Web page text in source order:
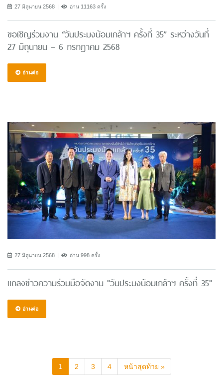
27 มิถุนายน 2568 อ่าน 11163 ครั้ง
ขอเชิญร่วมงาน “วันประมงน้อมเกล้าฯ ครั้งที่ 35” ระหว่างวันที่
27 มิถุนายน – 6 กรกฎาคม 2568
อ่านต่อ
27 มิถุนายน 2568 อ่าน 998 ครั้ง
แถลงข่าวความร่วมมือจัดงาน "วันประมงน้อมเกล้าฯ ครั้งที่ 35"
อ่านต่อ
1 (current)
2 3 4 หน้าสุดท้าย »